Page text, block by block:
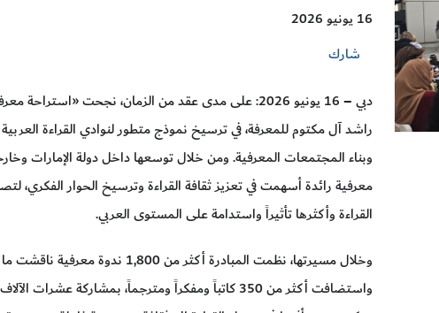
16 يونيو 2026
شارك
دبي – 16 يونيو 2026: على مدى عقد من الزمان، نجحت
راشد آل مكتوم للمعرفة، في ترسيخ نموذج متطور لنوادي القراءة العربية
وبناء المجتمعات المعرفية. ومن خلال توسعها داخل دولة الإمارات
معرفية رائدة أسهمت في تعزيز ثقافة القراءة وترسيخ الحوار الفكري،
القراءة وأكثرها تأثيراً واستدامة على المستوى العربي.
واستضافت أكثر من 350 كاتباً ومفكراً ومترجماً، بمشاركة